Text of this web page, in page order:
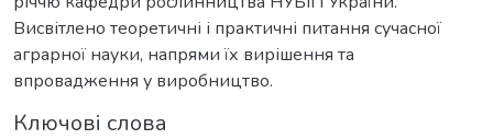
Висвітлено теоретичні і практичні питання сучасної
аграрної науки, напрями їх вирішення та
впровадження у виробництво.
Ключові слова